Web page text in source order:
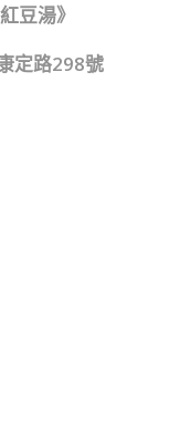
豆湯》
定路298號